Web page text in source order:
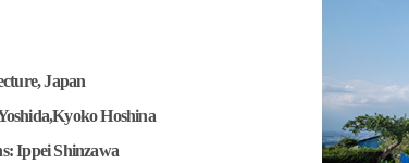
Japan
Hoshina
Ippei Shinzawa